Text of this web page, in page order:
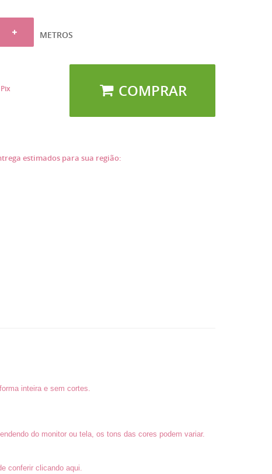
METROS
COMPRAR
estimados para sua região:
inteira e sem cortes.
do monitor ou tela, os tons das cores podem variar.
conferir clicando aqui